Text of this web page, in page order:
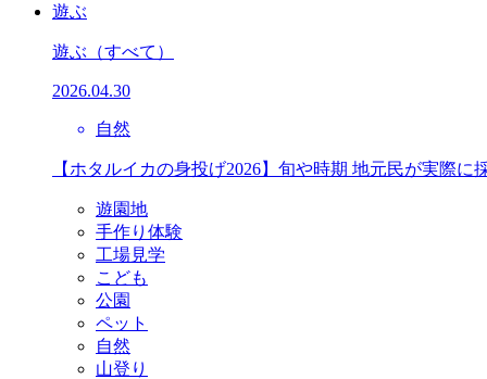
遊ぶ
遊ぶ （すべて）
2026.04.30
自然
【ホタルイカの身投げ2026】旬や時期 地元民が実際に
遊園地
手作り体験
工場見学
こども
公園
ペット
自然
山登り